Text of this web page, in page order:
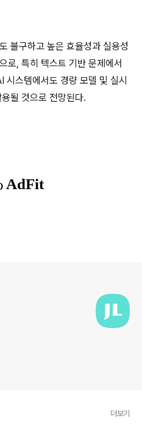
불구하고 높은 효율성과 실용성
로, 특히 텍스트 기반 문제에서
시스템에서도 경량 모델 및 실시
될 것으로 전망된다.
더보기